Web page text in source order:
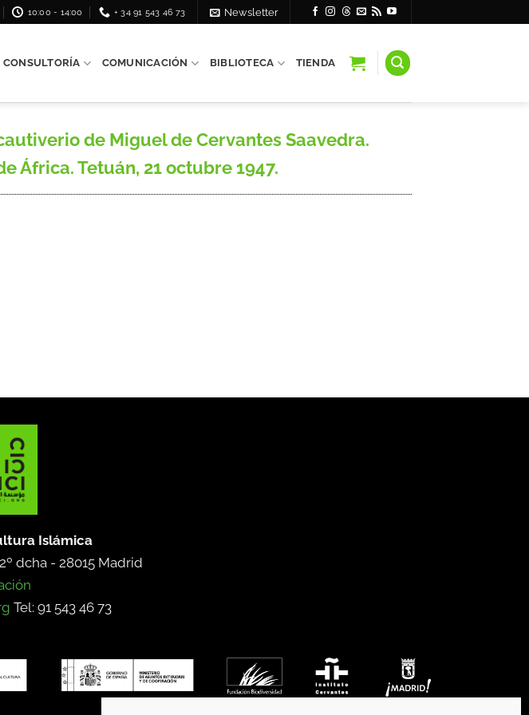
10:00 - 14:00 + 34 91 543 46 73 Newsletter
CONSULTORÍA COMUNICACIÓN BIBLIOTECA TIENDA
cautiverio de Miguel de Cervantes Saavedra.
África. Tetuán, 21 octubre 1947.
Islámica
dcha - 28015 Madrid
Tel: 91 543 46 73